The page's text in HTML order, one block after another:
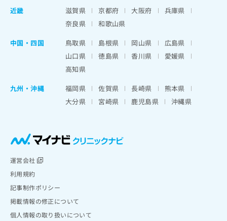
近畿
滋賀県 京都府 大阪府
兵庫県
奈良県
和歌山県
中国・四国
鳥取県 島根県 岡山県
広島県
山口県
徳島県 香川県
愛媛県
高知県
九州・沖縄
福岡県 佐賀県 長崎県
熊本県
大分県
宮崎県 鹿児島県 沖縄県
運営会社
利用規約
記事制作ポリシー
掲載情報の修正について
個人情報の取り扱いについて